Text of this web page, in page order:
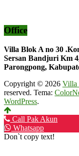
Office
Villa Blok A no 30
Sersan Bandjuri Km
Parongpong,
Copyright © 2026 Villa
reserved. Tema:
WordPress.
Call Pak Akun
Whatsapp
Don`t copy text!